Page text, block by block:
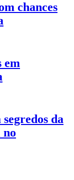
chances
em
da
no